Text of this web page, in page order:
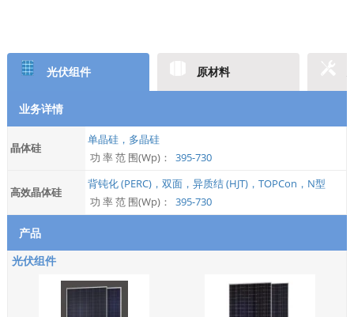
光伏组件 原材料
业务详情
晶体硅
单晶硅，多晶硅
功 率 范 围(Wp)：
395-730
高效晶体硅
背钝化 (PERC)，双面，异质结 (HJT)，TOPCon，N型
功 率 范 围(Wp)：
395-730
产品
光伏组件